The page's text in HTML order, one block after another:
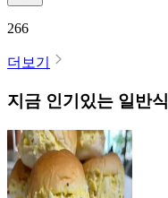
266
더보기
지금 인기있는 일반식